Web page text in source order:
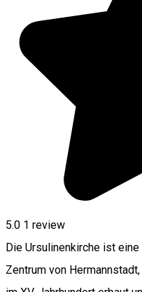
5.0 1 review
Die Ursulinenkirche ist
Zentrum von